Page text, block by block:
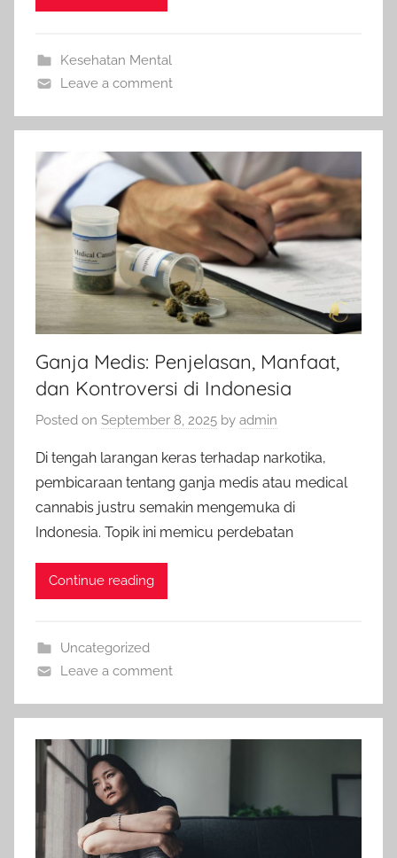
Kesehatan Mental
Leave a comment
Ganja Medis: Penjelasan, Manfaat,
dan Kontroversi di Indonesia
Posted on September 8, 2025 by admin
Di tengah larangan keras terhadap narkotika,
pembicaraan tentang ganja medis atau medical
cannabis justru semakin mengemuka di
Indonesia. Topik ini memicu perdebatan
Continue reading
Uncategorized
Leave a comment